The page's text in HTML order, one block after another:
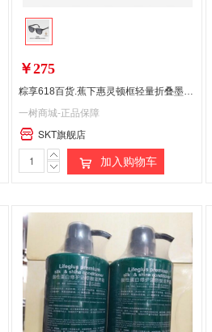
￥275
粽享618百货.蕉下惠灵顿框轻量折叠墨镜FD005（AWP1161 ）半透碳黑镜框+灰色镜片偏远地区(含新疆、西藏、内蒙古、甘肃、青海、宁夏、海南)不发货
一树商城-正品保障
SKT旗舰店
加入购物车